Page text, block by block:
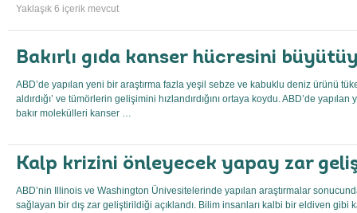
Yaklaşık 6 içerik mevcut
Bakırlı gıda kanser hücresini
ABD’de yapılan yeni bir araştırma fazla yeşil sebze ve kabuklu deniz ürünü
aldırdığı’ ve tümörlerin gelişimini hızlandırdığını ortaya koydu. ABD’de
bakır molekülleri kanser …
Kalp krizini önleyecek yapay zar
ABD’nin Illinois ve Washington Ünivesitelerinde yapılan araştırmalar
sağlayan bir dış zar geliştirildiği açıklandı. Bilim insanları kalbi bir eldiven gibi